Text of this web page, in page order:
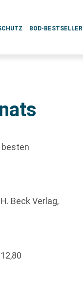
BOD-BESTSELLER
besten
Beck Verlag,